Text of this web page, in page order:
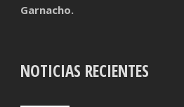
Garnacho.
NOTICIAS RECIENTES